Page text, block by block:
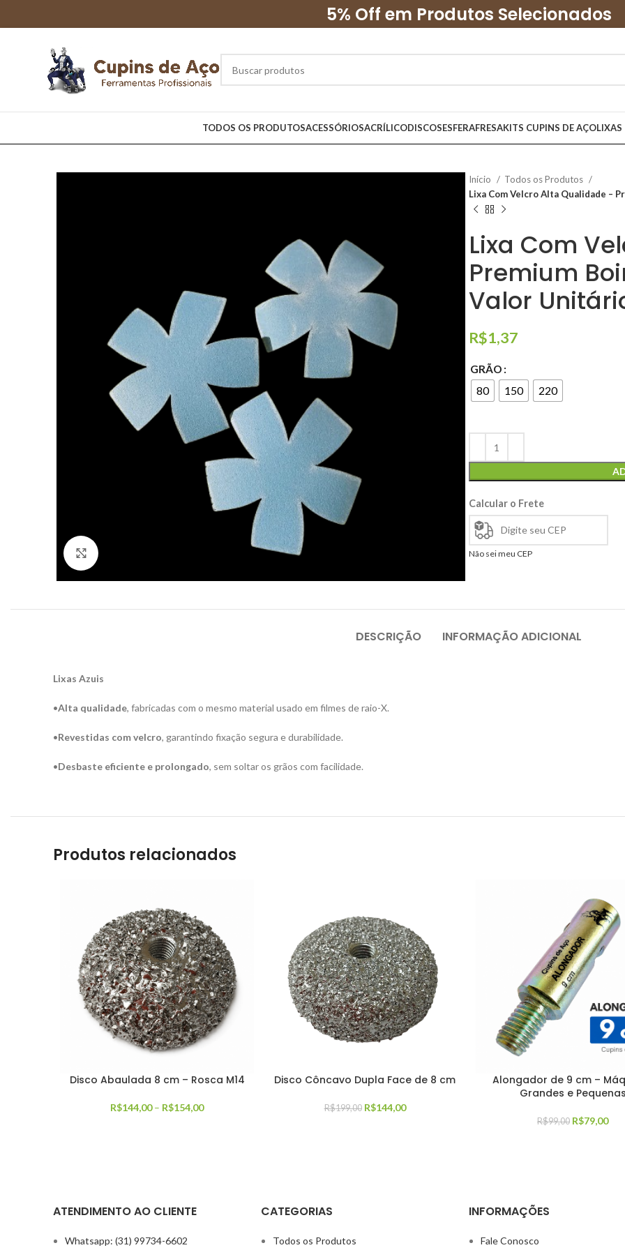
5% Off em Produtos Selecionados
TODOS OS PRODUTOSACESSÓRIOSACRÍLICODISCOSESFERAFRESAKITS CUPINS DE AÇOLIXAS
Início
Todos os Produtos
Lixa Com Velcro Alta Qualidade –
Lixa Com
Premium
Valor
R$1,37
GRÃO
80 150 220
Calcular o Frete
Não sei meu CEP
DESCRIÇÃO INFORMAÇÃO ADICIONAL
Lixas Azuis
•Alta qualidade, fabricadas com o mesmo material usado em filmes de raio-X.
•Revestidas com velcro, garantindo fixação segura e durabilidade.
•Desbaste eficiente e prolongado, sem soltar os grãos com facilidade.
Produtos relacionados
Disco Abaulada 8 cm – Rosca M14
R$144,00 – R$154,00
Disco Côncavo Dupla Face de 8 cm
R$199,00 R$144,00
Alongador de 9 cm –
Grandes e
R$99,00 R$79,00
ATENDIMENTO AO CLIENTE
Whatsapp: (31) 99734-6602
CATEGORIAS
Todos os Produtos
INFORMAÇÕES
Fale Conosco